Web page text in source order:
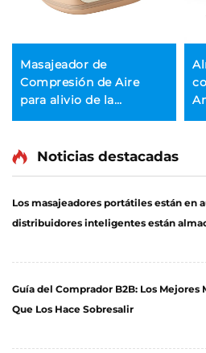
Masajeador de
Compresión de Aire
para alivio de la
Tenosinovitis de la
Noticias destacadas
Los masajeadores portátiles están en
distribuidores inteligentes están
Guía del Comprador B2B: Los Mejores
Que Los Hace Sobresalir